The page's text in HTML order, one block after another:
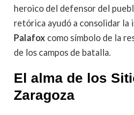
heroico del defensor del
retórica ayudó a consolidar la
Palafoxcomo símbolo de la
de los campos de batalla.
El alma de los
Zaragoza